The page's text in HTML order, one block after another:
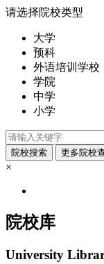
请选择院校类型
大学
预科
外语培训学校
学院
中学
小学
×
院校库
University